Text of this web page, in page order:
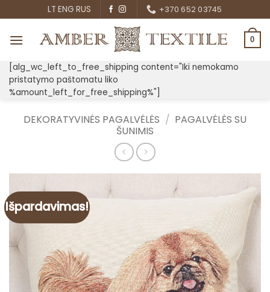
to
content
LT ENG RUS +370 652 03745
0
[alg_wc_left_to_free_shipping content="Iki nemokamo
pristatymo paštomatu liko
%amount_left_for_free_shipping%"]
DEKORATYVINĖS PAGALVĖLĖS / PAGALVĖLĖS SU
ŠUNIMIS
Išpardavimas!